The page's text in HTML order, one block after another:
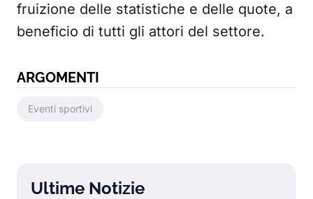
fruizione delle statistiche e delle quote, a
beneficio di tutti gli attori del settore.
ARGOMENTI
Eventi sportivi
Ultime Notizie